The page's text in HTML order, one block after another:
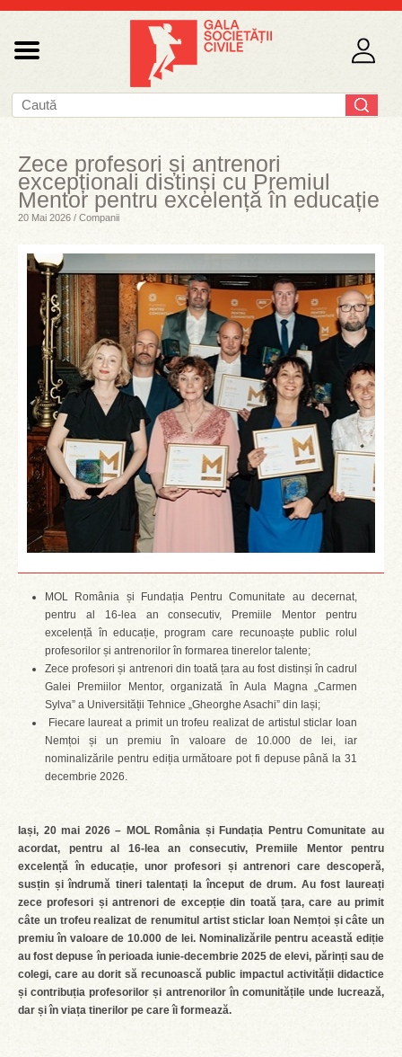
Zece profesori și antrenori
excepționali distinși cu Premiul
Mentor pentru excelență în educație
20 Mai 2026 / Companii
MOL România și Fundația Pentru Comunitate au decernat,
pentru al 16-lea an consecutiv, Premiile Mentor pentru
excelență în educație, program care recunoaște public rolul
profesorilor și antrenorilor în formarea tinerelor talente;
Zece profesori și antrenori din toată țara au fost distinși în cadrul
Galei Premiilor Mentor, organizată în Aula Magna „Carmen
Sylva” a Universității Tehnice „Gheorghe Asachi” din Iași;
Fiecare laureat a primit un trofeu realizat de artistul sticlar Ioan
Nemțoi și un premiu în valoare de 10.000 de lei, iar
nominalizările pentru ediția următoare pot fi depuse până la 31
decembrie 2026.
Iași, 20 mai 2026 – MOL România și Fundația Pentru Comunitate au
acordat, pentru al 16-lea an consecutiv, Premiile Mentor pentru
excelență în educație, unor profesori și antrenori care descoperă,
susțin și îndrumă tineri talentați la început de drum. Au fost laureați
zece profesori și antrenori de excepție din toată țara, care au primit
câte un trofeu realizat de renumitul artist sticlar Ioan Nemțoi și câte un
premiu în valoare de 10.000 de lei. Nominalizările pentru această ediție
au fost depuse în perioada iunie-decembrie 2025 de elevi, părinți sau de
colegi, care au dorit să recunoască public impactul activității didactice
și contribuția profesorilor și antrenorilor în comunitățile unde lucrează,
dar și în viața tinerilor pe care îi formează.